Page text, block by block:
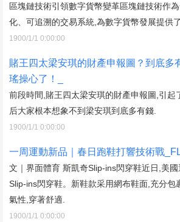
區塊鏈技術引領數字貨幣變革區塊鏈技術作
化、可追溯的交易系統,為數字貨幣發展提供
1900/1/1 0:00:00
賭王四太梁安琪的財產申報圖？到底多
瑤操心了！_
前段時間,賭王四太梁安琪的財產申報圖,引起
后大家根本想象不到梁安琪到底多有錢.
1900/1/1 0:00:00
一周運動新品｜春日跑鞋打響技術戰
文｜界面體育 斯凱奇Slip-ins閃穿鞋近日,美
Slip-ins閃穿鞋。新鞋款采用網布鞋面,充分包
氣性,穿著舒適.
1900/1/1 0:00:00